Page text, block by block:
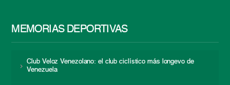
MEMORIAS DEPORTIVAS
Club Veloz Venezolano: el club ciclístico más longevo de
Venezuela